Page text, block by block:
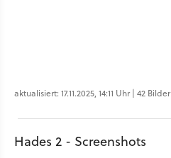
aktualisiert: 17.11.2025, 14:11 Uhr | 42 Bilder
Hades 2 - Screenshots